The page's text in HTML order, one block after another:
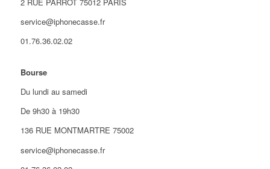
service@iphonecasse.fr
01.76.36.02.02
Bourse
Du lundi au samedi
De 9h30 à 19h30
136 RUE MONTMARTRE 75002
service@iphonecasse.fr